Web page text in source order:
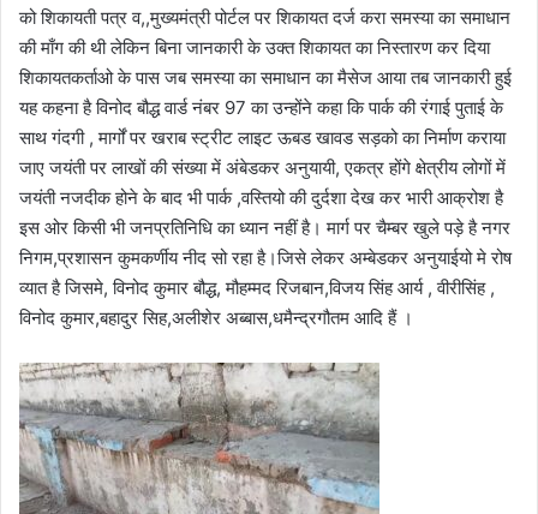
को शिकायती पत्र व,,मुख्यमंत्री पोर्टल पर शिकायत दर्ज करा समस्या का समाधान
की माँग की थी लेकिन बिना जानकारी के उक्त शिकायत का निस्तारण कर दिया
शिकायतकर्ताओ के पास जब समस्या का समाधान का मैसेज आया तब जानकारी हुई
यह कहना है विनोद बौद्ध वार्ड नंबर 97 का उन्होंने कहा कि पार्क की रंगाई पुताई के
साथ गंदगी , मार्गों पर खराब स्ट्रीट लाइट ऊबड खावड सड़को का निर्माण कराया
जाए जयंती पर लाखों की संख्या में अंबेडकर अनुयायी, एकत्र होंगे क्षेत्रीय लोगों में
जयंती नजदीक होने के बाद भी पार्क ,वस्तियो की दुर्दशा देख कर भारी आक्रोश है
इस ओर किसी भी जनप्रतिनिधि का ध्यान नहीं है। मार्ग पर चैम्बर खुले पड़े है नगर
निगम,प्रशासन कुमकर्णीय नीद सो रहा है।जिसे लेकर अम्बेडकर अनुयाईयो मे रोष
व्यात है जिसमे, विनोद कुमार बौद्ध, मौहम्मद रिजबान,विजय सिंह आर्य , वीरीसिंह ,
विनोद कुमार,बहादुर सिह,अलीशेर अब्बास,धमैन्द्रगौतम आदि हैं ।